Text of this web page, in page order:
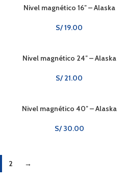
Nivel magnético 16″ – Alaska
S/19.00
Nivel magnético 24″ – Alaska
S/ 21.00
Nivel magnético 40″ – Alaska
S/30.00
2 →